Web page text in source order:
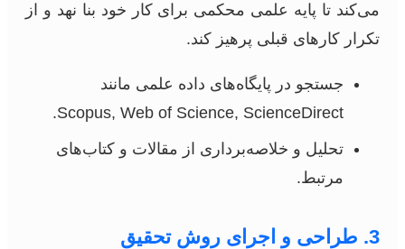
می‌کند تا پایه علمی محکمی برای کار خود بنا نهد و از
تکرار کارهای قبلی پرهیز کند.
جستجو در پایگاه‌های داده علمی مانند
Scopus, Web of Science, ScienceDirect.
تحلیل و خلاصه‌برداری از مقالات و کتاب‌های
مرتبط.
3. طراحی و اجرای روش تحقیق